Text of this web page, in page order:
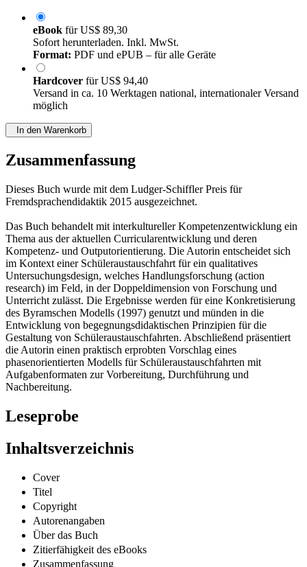
eBookfürUS$ 89,30
Sofort herunterladen. Inkl. MwSt.
Format:
HardcoverfürUS$ 94,40
Versand in ca. 10 Werktagen national, internationaler Versand
Zusammenfassung
Dieses Buch wurde mit dem Ludger-Schiffler Preis für
Das Buch behandelt mit interkultureller Kompetenzentwicklung ein
Thema aus der aktuellen Curricularentwicklung und deren
Kompetenz- und Outputorientierung. Die Autorin entscheidet sich
im Kontext einer Schüleraustauschfahrt für ein qualitatives
Untersuchungsdesign, welches Handlungsforschung (action
research) im Feld, in der Doppeldimension von Forschung und
Unterricht zulässt. Die Ergebnisse werden für eine Konkretisierung
des Byramschen Modells (1997) genutzt und münden in die
Entwicklung von begegnungsdidaktischen Prinzipien für die
Gestaltung von Schüleraustauschfahrten. Abschließend präsentiert
die Autorin einen praktisch erprobten Vorschlag eines
phasenorientierten Modells für Schüleraustauschfahrten mit
Aufgabenformaten zur Vorbereitung, Durchführung und
Leseprobe
Cover
Titel
Copyright
Autorenangaben
Über das Buch
Zitierfähigkeit des eBooks